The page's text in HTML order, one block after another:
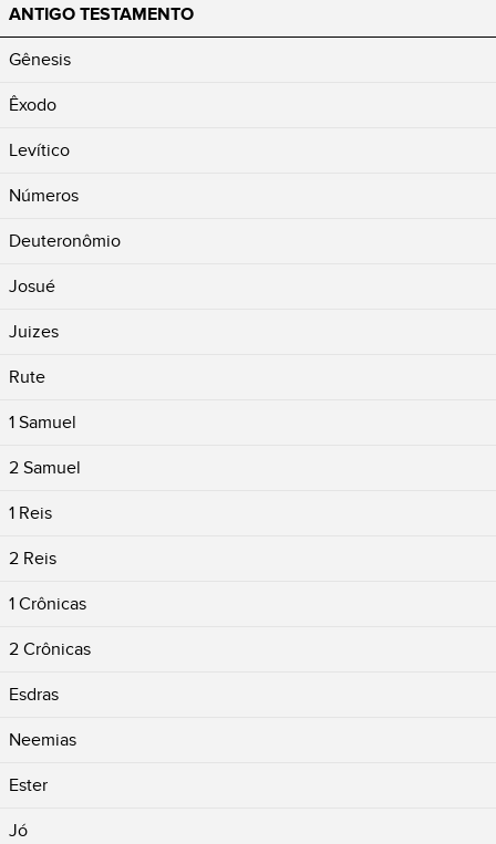
ANTIGO TESTAMENTO
Gênesis
Êxodo
Levítico
Números
Deuteronômio
Josué
Juizes
Rute
1 Samuel
2 Samuel
1 Reis
2 Reis
1 Crônicas
2 Crônicas
Esdras
Neemias
Ester
Jó